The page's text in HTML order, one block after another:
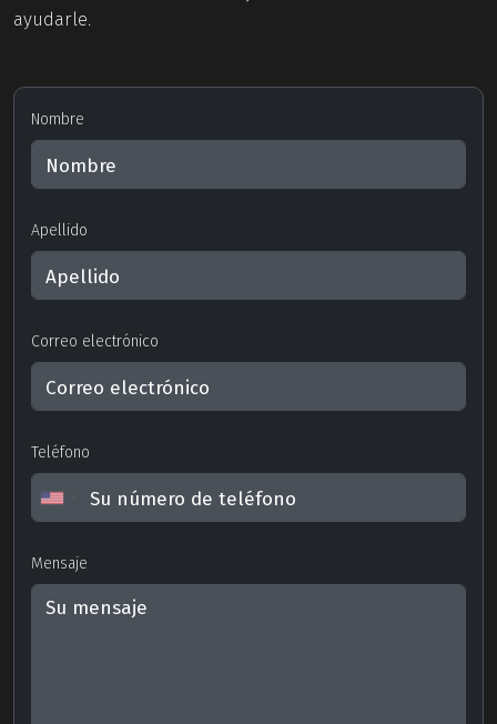
ayudarle.
Nombre
Apellido
Correo electrónico
Teléfono
Mensaje